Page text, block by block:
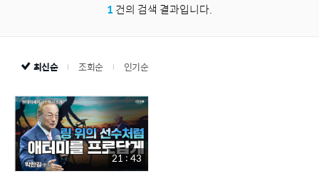
1 건의 검색 결과입니다.
최신순 조회순 인기순
21 : 43